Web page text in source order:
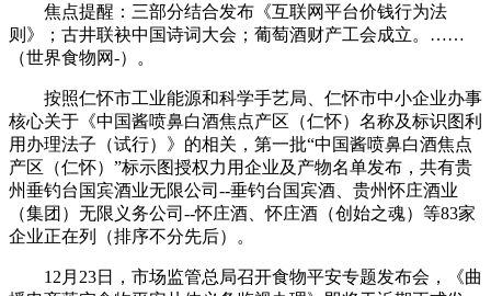
焦点提醒：三部分结合发布《互联网平台价钱行为法
则》；古井联袂中国诗词大会；葡萄酒财产工会成立。……
（世界食物网-）。
按照仁怀市工业能源和科学手艺局、仁怀市中小企业办事
核心关于《中国酱喷鼻白酒焦点产区（仁怀）名称及标识图利
用办理法子（试行）》的相关，第一批“中国酱喷鼻白酒焦点
产区（仁怀）”标示图授权力用企业及产物名单发布，共有贵
州垂钓台国宾酒业无限公司--垂钓台国宾酒、贵州怀庄酒业
（集团）无限义务公司--怀庄酒、怀庄酒（创始之魂）等83家
企业正在列（排序不分先后）。
12月23日，市场监管总局召开食物平安专题发布会，《曲